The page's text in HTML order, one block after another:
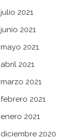
julio 2021
junio 2021
mayo 2021
abril 2021
marzo 2021
febrero 2021
enero 2021
diciembre 2020